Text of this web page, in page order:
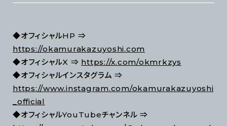
◆オフィシャルHP ⇒
https://okamurakazuyoshi.com
◆オフィシャルX ⇒ https://x.com/okmrkzys
◆オフィシャルインスタグラム ⇒
https://www.instagram.com/okamurakazuyoshi
_official
◆オフィシャルYouTubeチャンネル ⇒